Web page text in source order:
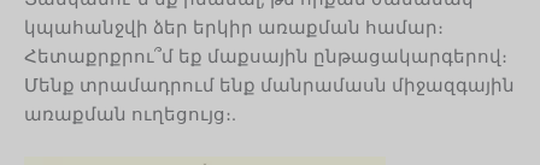
կպահանջվի ձեր երկիր առաքման համար։
Հետաքրքրու՞մ եք մաքսային ընթացակարգերով։
Մենք տրամադրում ենք մանրամասն միջազգային
առաքման ուղեցույց։.